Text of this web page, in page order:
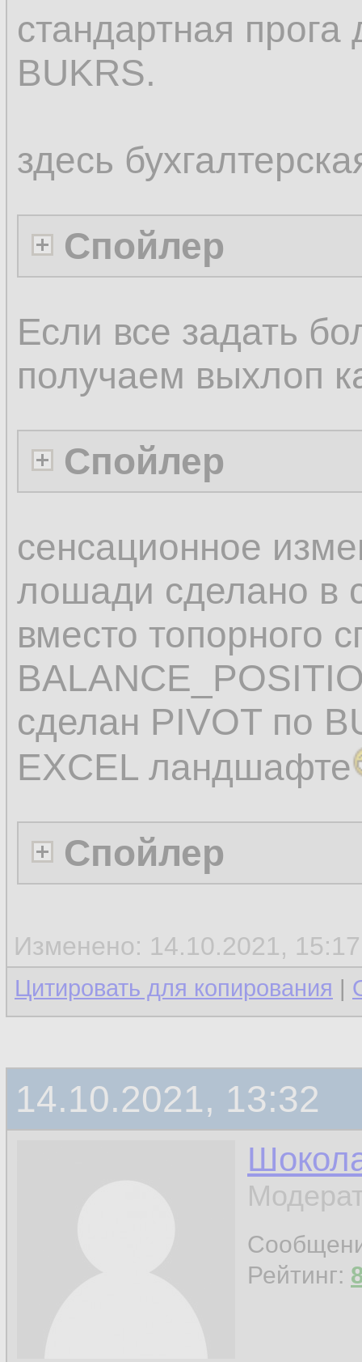
стандартная прога
BUKRS.
здесь
Спойлер
Если все задать
получаем выхлоп
Спойлер
сенсационное
лошади сделано в
вместо топорного
сделан PIVOT по
EXCEL ландшафте
Спойлер
Изменено: 14.10.2021,
Цитировать для копирования |
14.10.2021, 13:32
Рейтинг: